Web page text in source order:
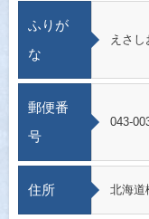
ふりが
な
えさ
郵便番
号
043-
住所 北海道